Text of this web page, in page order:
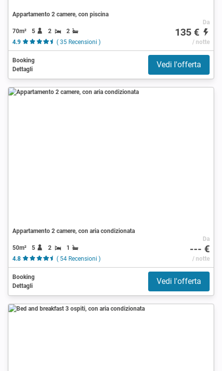
Appartamento 2 camere, con piscina
70m² 5 2
2
4.9
( 35 Recensioni )
Da
135 €
/ notte
Booking
Dettagli
Vedi l'offerta
Appartamento 2 camere, con aria condizionata
50m² 5 2
1
4.8
( 54 Recensioni )
Da
--- €
/ notte
Booking
Dettagli
Vedi l'offerta